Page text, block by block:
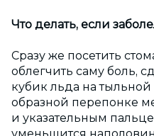
Что делать, если
Сразу же посетить
облегчить саму боль,
кубик льда на
образной перепонке
и указательным
уменьшится